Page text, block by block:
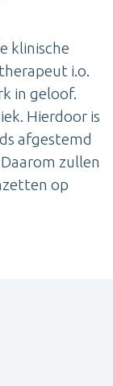
klinische
i.o.
in geloof.
Hierdoor is
afgestemd
zullen
op